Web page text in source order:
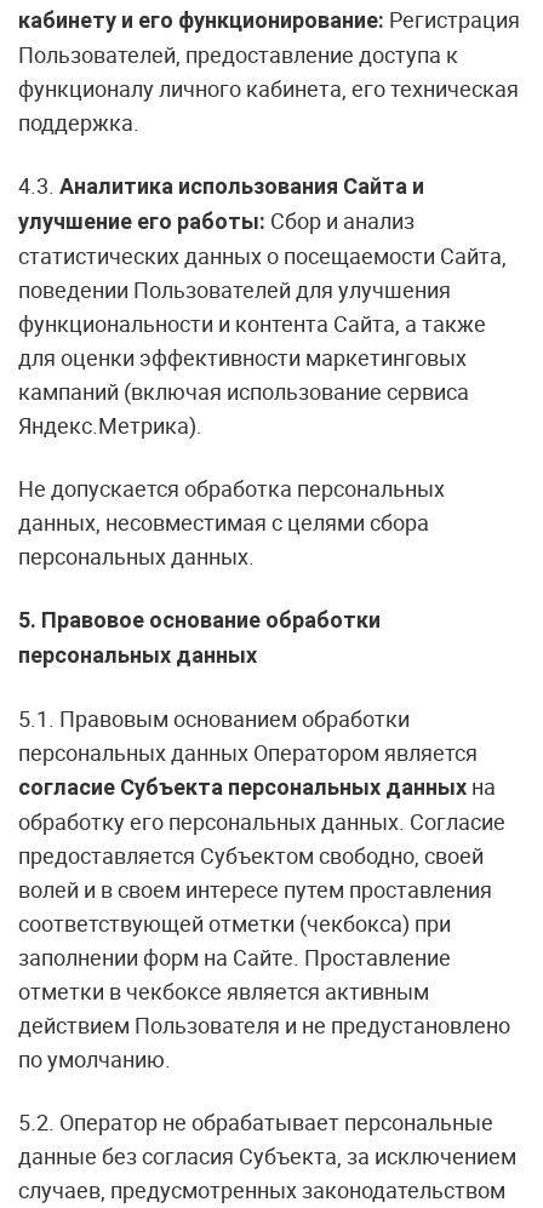
кабинету и его функционирование: Регистрация
Пользователей, предоставление доступа к
функционалу личного кабинета, его техническая
поддержка.
4.3. Аналитика использования Сайта и
улучшение его работы: Сбор и анализ
статистических данных о посещаемости Сайта,
поведении Пользователей для улучшения
функциональности и контента Сайта, а также
для оценки эффективности маркетинговых
кампаний (включая использование сервиса
Яндекс.Метрика).
Не допускается обработка персональных
данных, несовместимая с целями сбора
персональных данных.
5. Правовое основание обработки
персональных данных
5.1. Правовым основанием обработки
персональных данных Оператором является
согласие Субъекта персональных данных на
обработку его персональных данных. Согласие
предоставляется Субъектом свободно, своей
волей и в своем интересе путем проставления
соответствующей отметки (чекбокса) при
заполнении форм на Сайте. Проставление
отметки в чекбоксе является активным
действием Пользователя и не предустановлено
по умолчанию.
5.2. Оператор не обрабатывает персональные
данные без согласия Субъекта, за исключением
случаев, предусмотренных законодательством